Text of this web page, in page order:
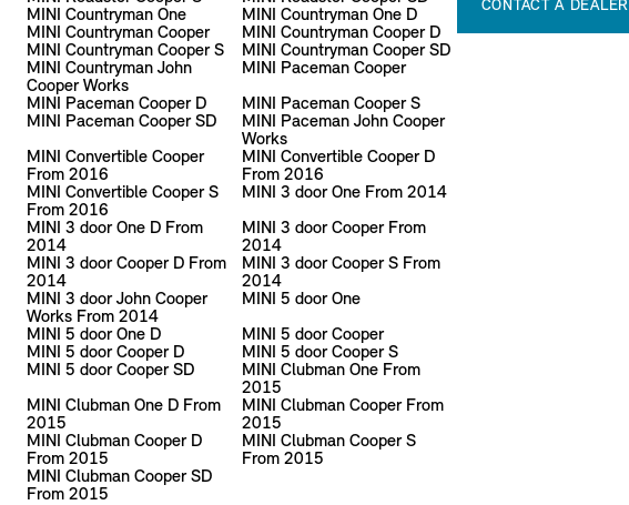
MINI Countryman One
MINI Countryman One D
MINI Countryman Cooper
MINI Countryman Cooper D
MINI Countryman Cooper S
MINI Countryman Cooper SD
MINI Countryman John
Cooper Works
MINI Paceman Cooper
MINI Paceman Cooper D
MINI Paceman Cooper S
MINI Paceman Cooper SD
MINI Paceman John Cooper
Works
MINI Convertible Cooper
From 2016
MINI Convertible Cooper D
From 2016
MINI Convertible Cooper S
From 2016
MINI 3 door One From 2014
MINI 3 door One D From
2014
MINI 3 door Cooper From
2014
MINI 3 door Cooper D From
2014
MINI 3 door Cooper S From
2014
MINI 3 door John Cooper
Works From 2014
MINI 5 door One
MINI 5 door One D
MINI 5 door Cooper
MINI 5 door Cooper D
MINI 5 door Cooper S
MINI 5 door Cooper SD
MINI Clubman One From
2015
MINI Clubman One D From
2015
MINI Clubman Cooper From
2015
MINI Clubman Cooper D
From 2015
MINI Clubman Cooper S
From 2015
MINI Clubman Cooper SD
From 2015
CONTACT A DEALER